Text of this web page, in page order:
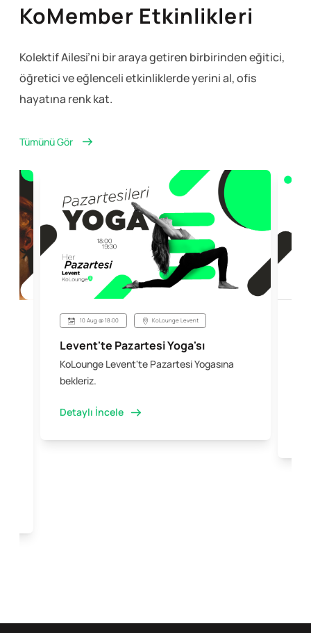
KoMember Etkinlikleri
Kolektif Ailesi’ni bir araya getiren birbirinden eğitici,
öğretici ve eğlencelietkinliklerde yerini al, ofis
hayatına renk kat.
Tümünü Gör
10 Aug @ 18:00 KoLounge Levent
Levent'te Pazartesi Yoga'sı
KoLounge Levent'te Pazartesi Yogasına
bekleriz.
Detaylı İncele